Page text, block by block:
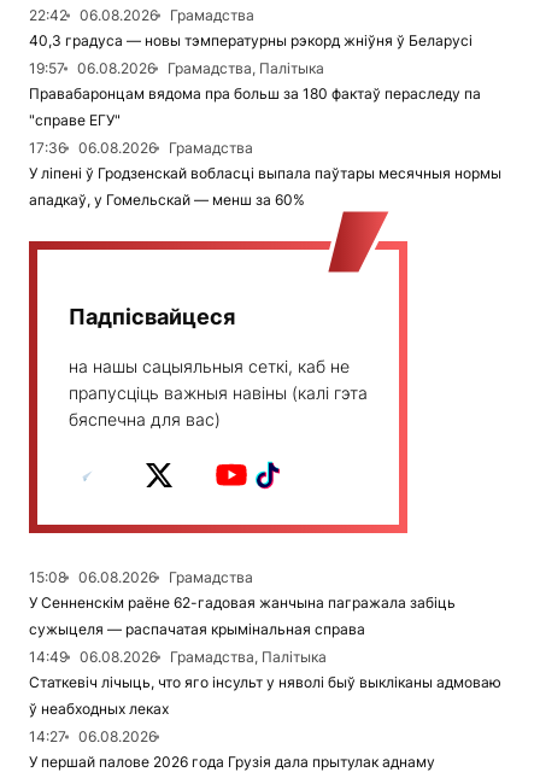
22:42
06.08.2026
Грамадства
40,3 градуса — новы тэмпературны рэкорд жніўня ў Беларусі
19:57
06.08.2026
Грамадства, Палітыка
Правабаронцам вядома пра больш за 180 фактаў пераследу па
"справе ЕГУ"
17:36
06.08.2026
Грамадства
У ліпені ў Гродзенскай вобласці выпала паўтары месячныя нормы
ападкаў, у Гомельскай — менш за 60%
Падпісвайцеся
на нашы сацыяльныя сеткі, каб не
прапусціць важныя навіны (калі гэта
бяспечна для вас)
15:08 06.08.2026
Грамадства
У Сенненскім раёне 62-гадовая жанчына пагражала забіць
сужыцеля — распачатая крымінальная справа
14:49
06.08.2026
Грамадства, Палітыка
Статкевіч лічыць, что яго інсульт у няволі быў выкліканы адмоваю
ў неабходных леках
14:27
06.08.2026
У першай палове 2026 года Грузія дала прытулак аднаму